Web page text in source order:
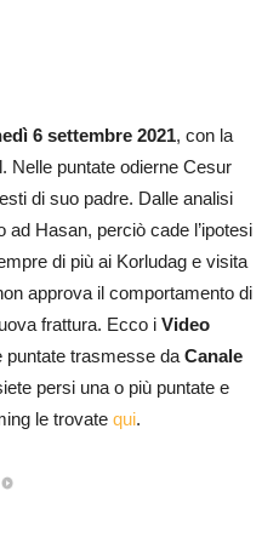
dì 6 settembre 2021, con la
Nelle puntate odierne Cesur
di suo padre. Dalle analisi
Hasan, perciò cade l’ipotesi
di più ai Korludag e visita
approva il comportamento di
frattura. Ecco i Video
puntate trasmesse daCanale
persi una o più puntate e
le trovate qui.